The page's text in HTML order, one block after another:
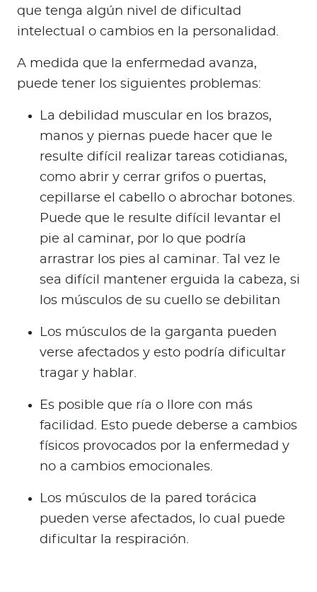
que tenga algún nivel de dificultad
intelectual o cambios en la personalidad.
A medida que la enfermedad avanza,
puede tener los siguientes problemas:
La debilidad muscular en los brazos,
manos y piernas puede hacer que le
resulte difícil realizar tareas cotidianas,
como abrir y cerrar grifos o puertas,
cepillarse el cabello o abrochar botones.
Puede que le resulte difícil levantar el
pie al caminar, por lo que podría
arrastrar los pies al caminar. Tal vez le
sea difícil mantener erguida la cabeza, si
los músculos de su cuello se debilitan
Los músculos de la garganta pueden
verse afectados y esto podría dificultar
tragar y hablar.
Es posible que ría o llore con más
facilidad. Esto puede deberse a cambios
físicos provocados por la enfermedad y
no a cambios emocionales.
Los músculos de la pared torácica
pueden verse afectados, lo cual puede
dificultar la respiración.